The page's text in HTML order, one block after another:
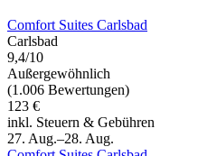
Comfort Suites Carlsbad
Carlsbad
9,4/10
Außergewöhnlich
(1.006 Bewertungen)
123 €
inkl. Steuern & Gebühren
27. Aug.–28. Aug.